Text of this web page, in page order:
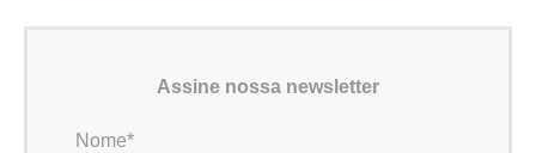
Assine nossa newsletter
Nome*